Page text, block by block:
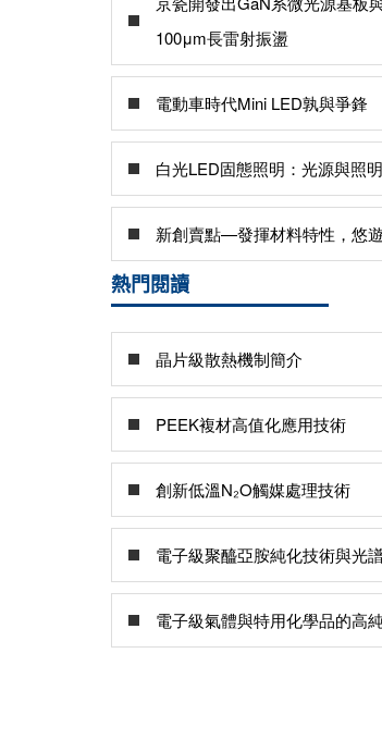
100μm長雷射振盪
電動車時代Mini LED孰與爭鋒
白光LED固態照明：光源與照
新創賣點—發揮材料特性，悠
熱門閱讀
晶片級散熱機制簡介
PEEK複材高值化應用技術
創新低溫N₂O觸媒處理技術
電子級聚醯亞胺純化技術與光
電子級氣體與特用化學品的高